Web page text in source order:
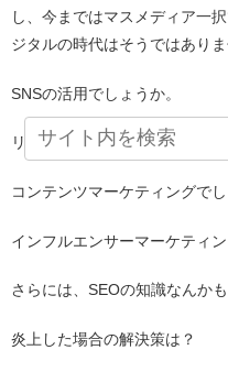
し、今まではマスメディア一
ジタルの時代はそうではありま
SNSの活用でしょうか。
リスティング広告でしょうか。
コンテンツマーケティングでし
インフルエンサーマーケティン
さらには、SEOの知識なんか
炎上した場合の解決策は？